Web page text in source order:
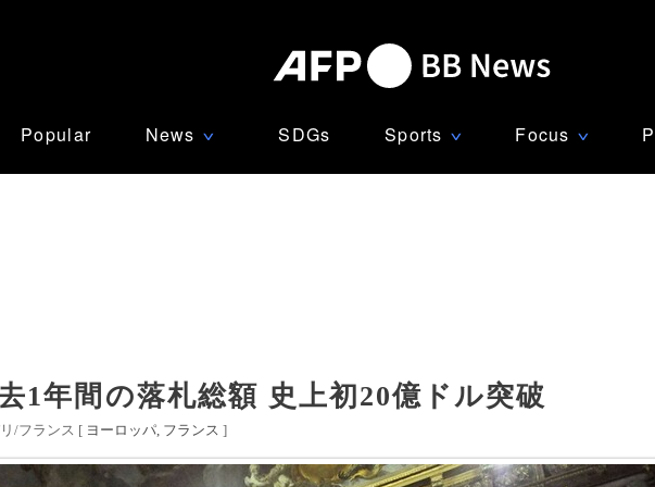
Popular News ∨ SDGs Sports ∨ Focus ∨
1年間の落札総額 史上初20億ドル突破
/フランス [ ヨーロッパ フランス ]